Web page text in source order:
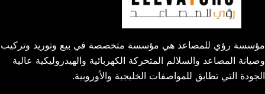
مؤسسة رؤي للمصاعد هي مؤسسة متخصصة في بيع وتوريد وتركيب
وصيانة المصاعد والسلالم المتحركة الكهربائية والهيدروليكية عالية
الجودة التي تطابق للمواصفات الخليجية والأوروبية.